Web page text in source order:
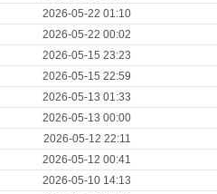
2026-05-22 01:10
2026-05-22 00:02
2026-05-15 23:23
2026-05-15 22:59
2026-05-13 01:33
2026-05-13 00:00
2026-05-12 22:11
2026-05-12 00:41
2026-05-10 14:13